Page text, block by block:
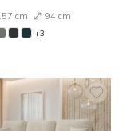
cm 94 cm
+3